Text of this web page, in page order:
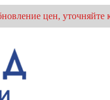
цен, уточняйте